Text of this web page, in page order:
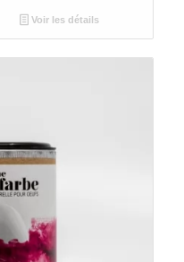
Voir les détails